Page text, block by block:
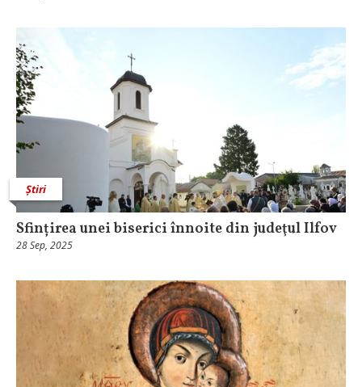
Știri
Sfințirea unei biserici înnoite din judeţul Ilfov
28 Sep, 2025